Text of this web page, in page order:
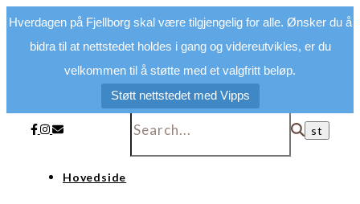
Hverdagen på Fjellborg skal være tilgjengelig for alle. Ønsker du å
bidra til at nettstedet holdes i gang og videreutvikles, er du
velkommen til å støtte med et valgfritt beløp.
Støtt nettstedet med Vipps
Hovedside